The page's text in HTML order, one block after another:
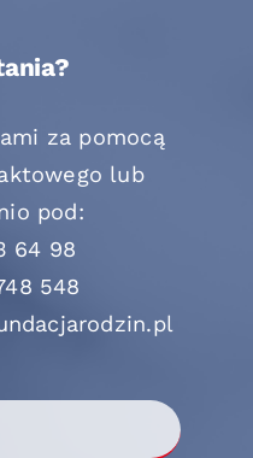
za pomocą
lub
pod:
64 98
548